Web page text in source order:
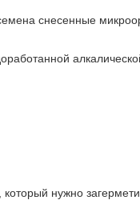
снесенные
нужно